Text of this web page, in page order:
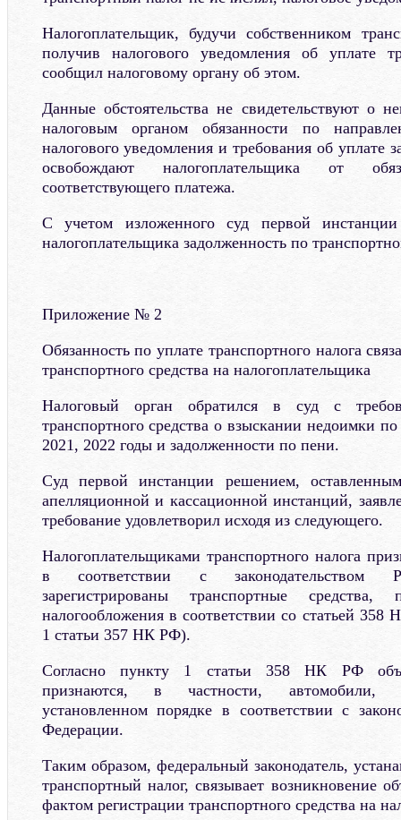
Налогоплательщик, будучи собственником
получив налогового уведомления об уплате
сообщил налоговому органу об этом.
Данные обстоятельства не свидетельствуют о
налоговым органом обязанности по
налогового уведомления и требования об уплате
освобождают налогоплательщика от
соответствующего платежа.
С учетом изложенного суд первой
налогоплательщика задолженность по
Приложение № 2
Обязанность по уплате транспортного налога
транспортного средства на налогоплательщика
Налоговый орган обратился в суд с
транспортного средства о взыскании недоимки
2021, 2022 годы и задолженности по пени.
Суд первой инстанции решением,
апелляционной и кассационной инстанций,
требование удовлетворил исходя из следующего.
Налогоплательщиками транспортного налога
в соответствии с законодательством
зарегистрированы транспортные средства,
налогообложения в соответствии со статьей 358
1 статьи 357 НК РФ).
Согласно пункту 1 статьи 358 НК РФ
признаются, в частности, автомобили,
установленном порядке в соответствии с
Федерации.
Таким образом, федеральный законодатель,
транспортный налог, связывает возникновение
фактом регистрации транспортного средства на